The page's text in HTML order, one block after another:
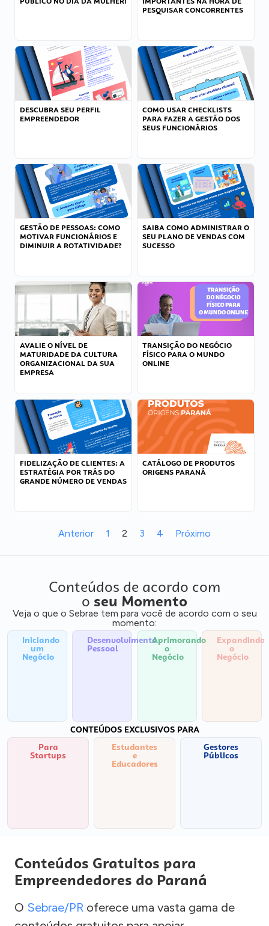
PESQUISAR CONCORRENTES
DESCUBRA SEU PERFIL
EMPREENDEDOR
COMO USAR CHECKLISTS
PARA FAZER A GESTÃO DOS
SEUS FUNCIONÁRIOS
GESTÃO DE PESSOAS: COMO
MOTIVAR FUNCIONÁRIOS E
DIMINUIR A ROTATIVIDADE?
SAIBA COMO ADMINISTRAR O
SEU PLANO DE VENDAS COM
SUCESSO
AVALIE O NÍVEL DE
MATURIDADE DA CULTURA
ORGANIZACIONAL DA SUA
EMPRESA
TRANSIÇÃO DO NEGÓCIO
FÍSICO PARA O MUNDO
ONLINE
FIDELIZAÇÃO DE CLIENTES: A
ESTRATÉGIA POR TRÁS DO
GRANDE NÚMERO DE VENDAS
CATÁLOGO DE PRODUTOS
ORIGENS PARANÁ
Anterior 1 2 3 4 Próximo
Conteúdos de acordo com
o seu Momento
Veja o que o Sebrae tem para você de acordo com o seu
momento:
Iniciando
um
Negócio
Desenvolvimento
Pessoal
Aprimorando
o
Negócio
Expandindo
o
Negócio
CONTEÚDOS EXCLUSIVOS PARA
Para
Startups
Estudantes
e
Educadores
Gestores
Públicos
Conteúdos Gratuitos para
Empreendedores do Paraná
O Sebrae/PR oferece uma vasta gama de